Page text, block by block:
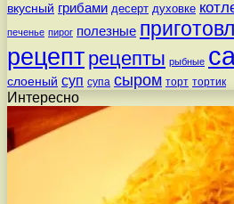
вкусный грибами десерт духовке
печенье пирог полезные
рецепт рецепты рыбные
слоеный суп супа сыром торт тортик
Интересно